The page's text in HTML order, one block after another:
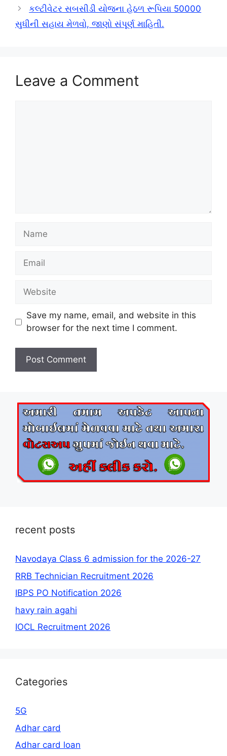
કલ્ટીવેટર સબસીડી યોજના હેઠળ રૂપિયા 50000
સુધીની સહાય મેળવો, જાણો સંપૂર્ણ માહિતી.
Leave a Comment
Name
Email
Website
Save my name, email, and website in this
browser for the next time I comment.
recent posts
Navodaya Class 6 admission for the 2026-27
RRB Technician Recruitment 2026
IBPS PO Notification 2026
havy rain agahi
IOCL Recruitment 2026
Categories
5G
Adhar card
Adhar card loan